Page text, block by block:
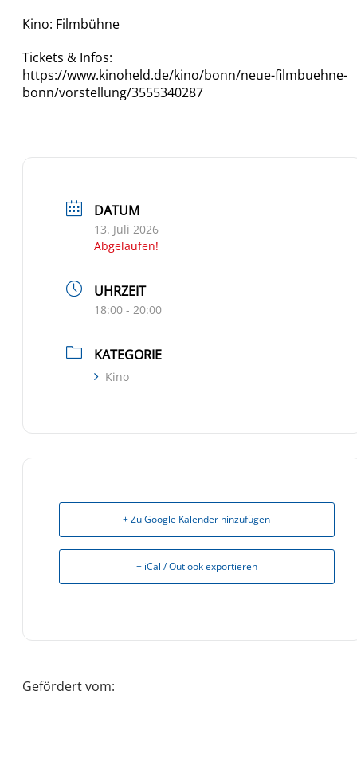
Kino: Filmbühne
Tickets & Infos:
https://www.kinoheld.de/kino/bonn/neue-filmbuehne-
bonn/vorstellung/3555340287
DATUM
13. Juli 2026
Abgelaufen!
UHRZEIT
18:00 - 20:00
KATEGORIE
Kino
+ Zu Google Kalender hinzufügen
+ iCal / Outlook exportieren
Gefördert vom: